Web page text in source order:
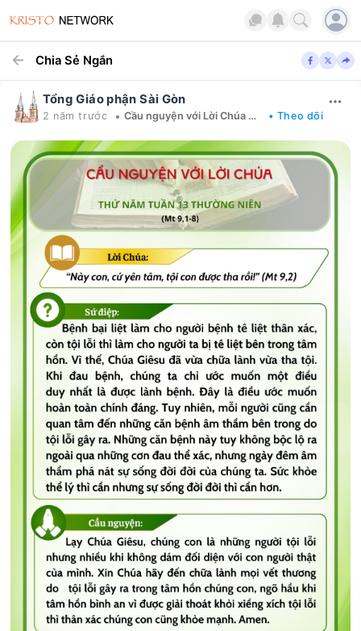
Chia Sẻ Ngắn
Tổng Giáo phận Sài Gòn
2 năm trước • Cầu nguyện với Lời Chúa mỗi ngày • Theo dõi